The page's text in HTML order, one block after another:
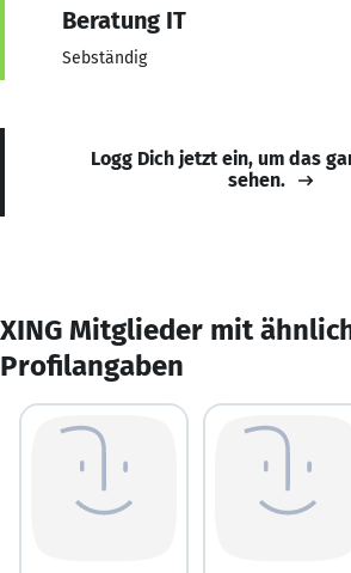
Beratung IT
Sebständig
Logg Dich jetzt ein, um das
sehen.
XING Mitglieder mit
Profilangaben